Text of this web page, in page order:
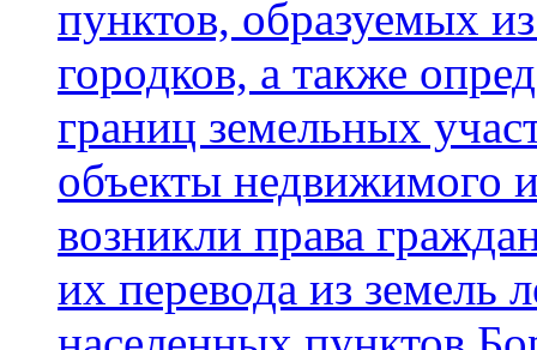
пунктов, образуемых
городков, а также
границ земельных
объекты недвижимого
возникли права
их перевода из земель